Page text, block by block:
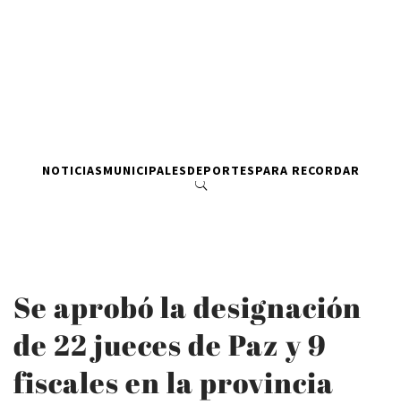
NOTICIASMUNICIPALESDEPORTESPARA RECORDAR
Se aprobó la designación
de 22 jueces de Paz y 9
fiscales en la provincia